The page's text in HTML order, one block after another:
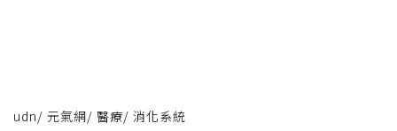
udn/ 元氣網/ 醫療/ 消化系統